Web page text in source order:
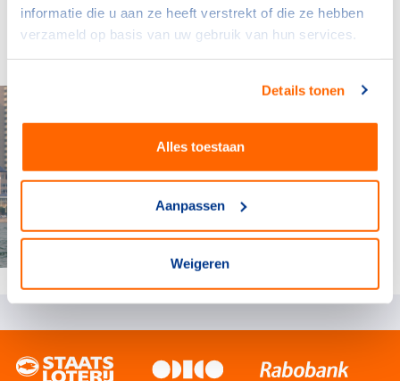
informatie die u aan ze heeft verstrekt of die ze hebben
verzameld op basis van uw gebruik van hun services.
Details tonen
Alles toestaan
Aanpassen
Weigeren
Bronnen:
- ANP